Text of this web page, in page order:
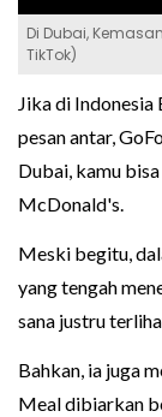
Di Dubai,
TikTok)
Jika di Indonesia
pesan antar,
Dubai, kamu
McDonald's.
Meski begitu,
yang tengah
sana justru
Bahkan, ia juga
Meal dibiarkan